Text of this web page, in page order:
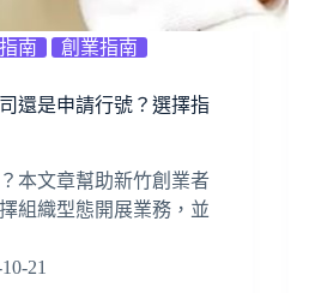
南 創業指南
還是申請行號？選擇指
本文章幫助新竹創業者
組織型態開展業務，並
21